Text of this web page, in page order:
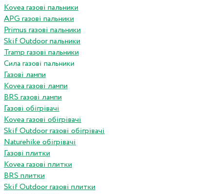
Kovea газові пальники
APG газові пальники
Primus газові пальники
Skif Outdoor пальники
Tramp газові пальники
Сила газові пальники
Газові лампи
Kovea газові лампи
BRS газові лампи
Газові обігрівачі
Kovea газові обігрівачі
Skif Outdoor газові обігрівачі
Naturehike обігрівачі
Газові плитки
Kovea газові плитки
BRS плитки
Skif Outdoor газові плитки